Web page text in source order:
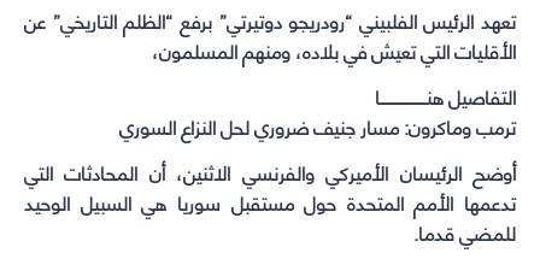
تعهد الرئيس الفلبيني “رودريجو دوتيرتي” برفع “الظلم التاريخي” عن
الأقليات التي تعيش في بلاده، ومنهم المسلمون،
التفاصيل هنـــــــــــــــــــا
ترمب وماكرون: مسار جنيف ضروري لحل النزاع السوري
أوضح الرئيسان الأميركي والفرنسي الاثنين، أن المحادثات التي
تدعمها الأمم المتحدة حول مستقبل سوريا هي السبيل الوحيد
للمضي قدما.